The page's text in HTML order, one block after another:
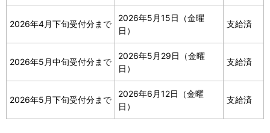
2026年4月下旬受付分まで
2026年5月15日（金曜
日）
支給済
2026年5月中旬受付分まで
2026年5月29日（金曜
日）
支給済
2026年5月下旬受付分まで
2026年6月12日（金曜
日）
支給済